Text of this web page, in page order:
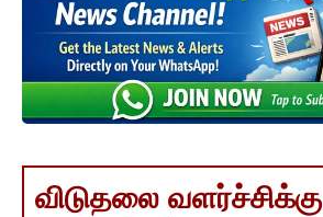
விடுதலை வளர்ச்சிக்கு